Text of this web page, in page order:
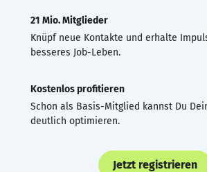
21 Mio. Mitglieder
Knüpf neue Kontakte und erhalte
besseres Job-Leben.
Kostenlos profitieren
Schon als Basis-Mitglied kannst Du
deutlich optimieren.
Jetzt registrieren